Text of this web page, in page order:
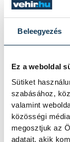
Beleegyezés
Ez a weboldal
Sütiket
szabásához,
valamint
közösségi
megosztjuk az
adatait, akik
A férfiaknál
(1:53.28),
a főszerep:
gátfutásban